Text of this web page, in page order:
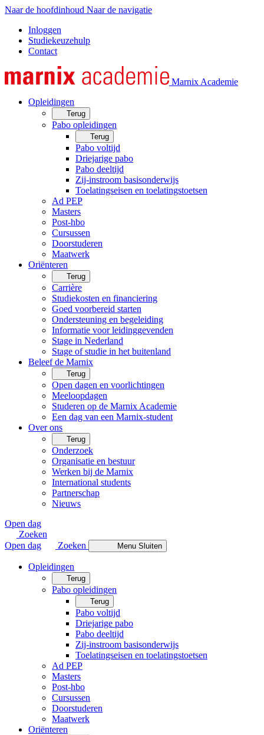
Naar de hoofdinhoud Naar de navigatie
Inloggen
Studiekeuzehulp
Contact
Marnix Academie
Opleidingen
Terug
Pabo opleidingen
Terug
Pabo voltijd
Driejarige pabo
Pabo deeltijd
Zij-instroom basisonderwijs
Toelatingseisen en toelatingstoetsen
Ad PEP
Masters
Post-hbo
Cursussen
Doorstuderen
Maatwerk
Oriënteren
Terug
Carrière
Studiekosten en financiering
Goed voorbereid starten
Ondersteuning en begeleiding
Informatie voor leidinggevenden
Stage in Nederland
Stage of studie in het buitenland
Beleef de Marnix
Terug
Open dagen en voorlichtingen
Meeloopdagen
Studeren op de Marnix Academie
Een dag van een Marnix-student
Over ons
Terug
Onderzoek
Organisatie en bestuur
Werken bij de Marnix
International students
Partnerschap
Nieuws
Open dag
Zoeken
Open dag
Zoeken Menu Sluiten
Opleidingen
Terug
Pabo opleidingen
Terug
Pabo voltijd
Driejarige pabo
Pabo deeltijd
Zij-instroom basisonderwijs
Toelatingseisen en toelatingstoetsen
Ad PEP
Masters
Post-hbo
Cursussen
Doorstuderen
Maatwerk
Oriënteren